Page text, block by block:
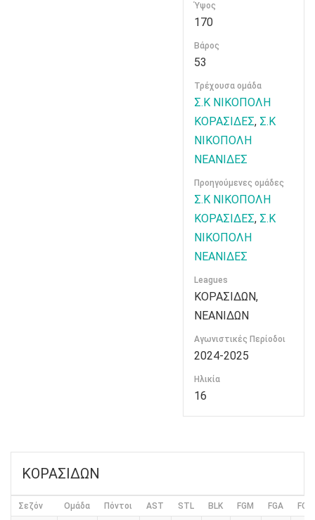
Ύψος
170
Βάρος
53
Τρέχουσα ομάδα
Σ.Κ ΝΙΚΟΠΟΛΗ
ΚΟΡΑΣΙΔΕΣ, Σ.Κ
ΝΙΚΟΠΟΛΗ
ΝΕΑΝΙΔΕΣ
Προηγούμενες ομάδες
Σ.Κ ΝΙΚΟΠΟΛΗ
ΚΟΡΑΣΙΔΕΣ, Σ.Κ
ΝΙΚΟΠΟΛΗ
ΝΕΑΝΙΔΕΣ
Leagues
ΚΟΡΑΣΙΔΩΝ,
ΝΕΑΝΙΔΩΝ
Αγωνιστικές Περίοδοι
2024-2025
Ηλικία
16
ΚΟΡΑΣΙΔΩΝ
Σεζόν Ομάδα Πόντοι AST STL BLK FGM FGA FG%